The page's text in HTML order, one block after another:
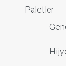
Paletler